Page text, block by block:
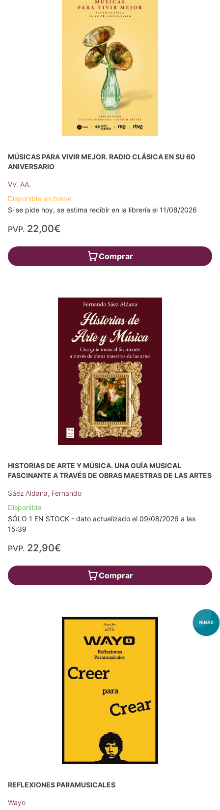
MÚSICAS PARA VIVIR MEJOR. RADIO CLÁSICA EN SU 60
ANIVERSARIO
VV. AA.
Disponible en breve
Si se pide hoy, se estima recibir en la librería el 11/08/2026
PVP. 22,00€
Comprar
HISTORIAS DE ARTE Y MÚSICA. UNA GUÍA MUSICAL
FASCINANTE A TRAVÉS DE OBRAS MAESTRAS DE LAS ARTES
Sáez Aldana, Fernando
Disponible
SÓLO 1 EN STOCK - dato actualizado el 09/08/2026 a las
15:39
PVP. 22,90€
Comprar
REFLEXIONES PARAMUSICALES
Wayo